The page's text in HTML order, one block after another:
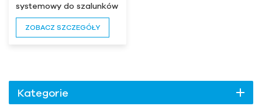
systemowy do szalunków
z uchwytem ON/OFF
ZOBACZ SZCZEGÓŁY
Kategorie